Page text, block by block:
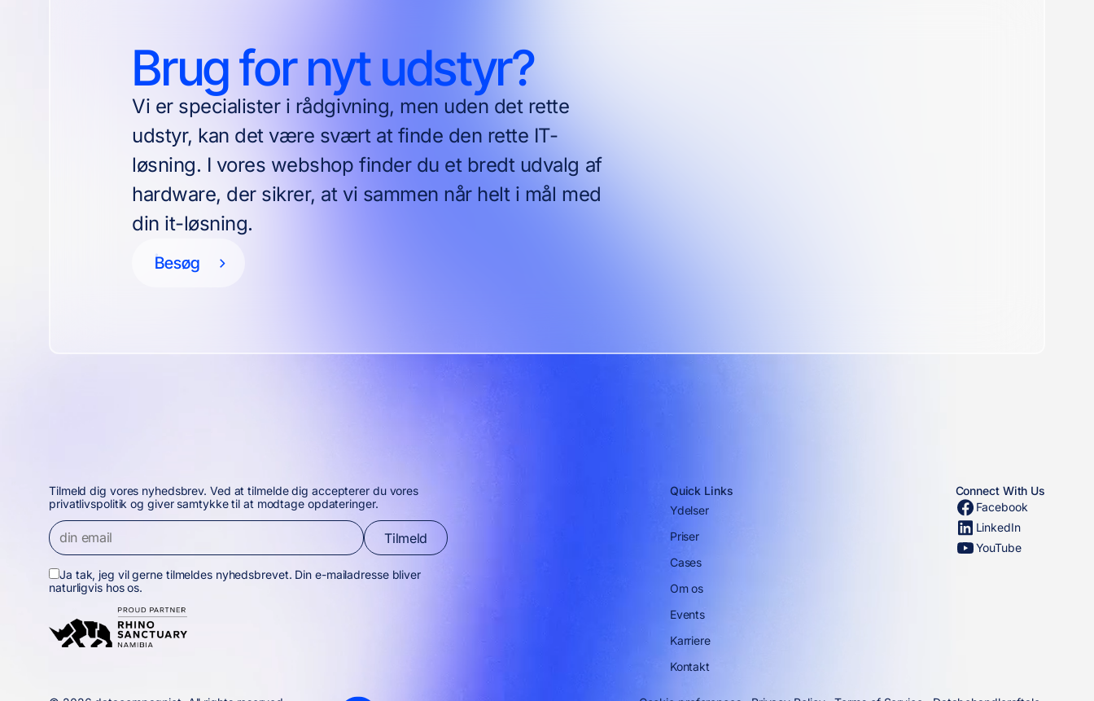
Brug for nyt udstyr?
Vi er specialister i rådgivning, men uden det rette
udstyr, kan det være svært at finde den rette IT-
løsning. I vores webshop finder du et bredt udvalg af
hardware, der sikrer, at vi sammen når helt i mål med
din it-løsning.
Besøg
Tilmeld dig vores nyhedsbrev. Ved at tilmelde dig accepterer du vores
privatlivspolitik og giver samtykke til at modtage opdateringer.
Tilmeld
Ja tak, jeg vil gerne tilmeldes nyhedsbrevet. Din e-mailadresse bliver
naturligvis hos os.
Quick Links
Ydelser
Priser
Cases
Om os
Events
Karriere
Kontakt
Connect With Us
Facebook
LinkedIn
YouTube